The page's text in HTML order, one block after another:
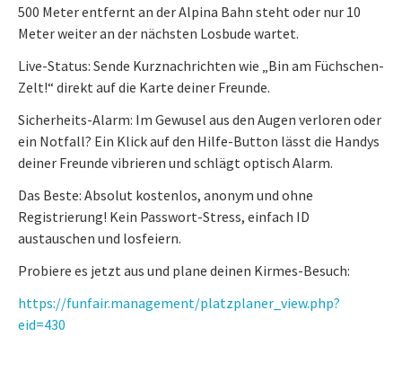
500 Meter entfernt an der Alpina Bahn steht oder nur 10
Meter weiter an der nächsten Losbude wartet.
Live-Status: Sende Kurznachrichten wie „Bin am Füchschen-
Zelt!“ direkt auf die Karte deiner Freunde.
Sicherheits-Alarm: Im Gewusel aus den Augen verloren oder
ein Notfall? Ein Klick auf den Hilfe-Button lässt die Handys
deiner Freunde vibrieren und schlägt optisch Alarm.
Das Beste: Absolut kostenlos, anonym und ohne
Registrierung! Kein Passwort-Stress, einfach ID
austauschen und losfeiern.
Probiere es jetzt aus und plane deinen Kirmes-Besuch:
https://funfair.management/platzplaner_view.php?
eid=430